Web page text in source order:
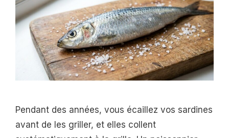
Pendant des années, vous écaillez vos sardines
avant de les griller, et elles collent